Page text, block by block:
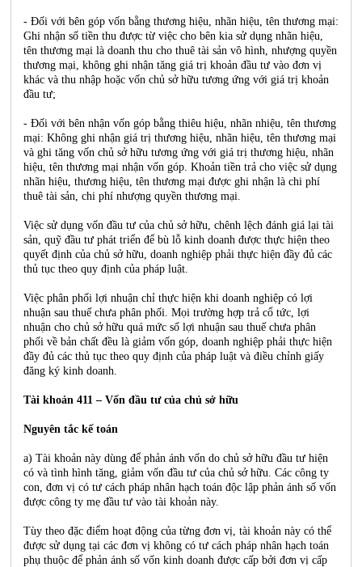
- Đối với bên góp vốn bằng thương hiệu, nhãn hiệu, tên thương mại:
Ghi nhận số tiền thu được từ việc cho bên kia sử dụng nhãn hiệu,
tên thương mại là doanh thu cho thuê tài sản vô hình, nhượng quyền
thương mại, không ghi nhận tăng giá trị khoản đầu tư vào đơn vị
khác và thu nhập hoặc vốn chủ sở hữu tương ứng với giá trị khoản
đầu tư;
- Đối với bên nhận vốn góp bằng thiêu hiệu, nhãn nhiệu, tên thương
mại: Không ghi nhận giá trị thương hiệu, nhãn hiệu, tên thương mại
và ghi tăng vốn chủ sở hữu tương ứng với giá trị thương hiệu, nhãn
hiệu, tên thương mại nhận vốn góp. Khoản tiền trả cho việc sử dụng
nhãn hiệu, thương hiệu, tên thương mại được ghi nhận là chi phí
thuê tài sản, chi phí nhượng quyền thương mại.
Việc sử dụng vốn đầu tư của chủ sở hữu, chênh lệch đánh giá lại tài
sản, quỹ đầu tư phát triển để bù lỗ kinh doanh được thực hiện theo
quyết định của chủ sở hữu, doanh nghiệp phải thực hiện đầy đủ các
thủ tục theo quy định của pháp luật.
Việc phân phối lợi nhuận chỉ thực hiện khi doanh nghiệp có lợi
nhuận sau thuế chưa phân phối. Mọi trường hợp trả cổ tức, lợi
nhuận cho chủ sở hữu quá mức số lợi nhuận sau thuế chưa phân
phối về bản chất đều là giảm vốn góp, doanh nghiệp phải thực hiện
đầy đủ các thủ tục theo quy định của pháp luật và điều chỉnh giấy
đăng ký kinh doanh.
Tài khoản 411 – Vốn đầu tư của chủ sở hữu
Nguyên tắc kế toán
a) Tài khoản này dùng để phản ánh vốn do chủ sở hữu đầu tư hiện
có và tình hình tăng, giảm vốn đầu tư của chủ sở hữu. Các công ty
con, đơn vị có tư cách pháp nhân hạch toán độc lập phản ánh số vốn
được công ty mẹ đầu tư vào tài khoản này.
Tùy theo đặc điểm hoạt động của từng đơn vị, tài khoản này có thể
được sử dụng tại các đơn vị không có tư cách pháp nhân hạch toán
phụ thuộc để phản ánh số vốn kinh doanh được cấp bởi đơn vị cấp